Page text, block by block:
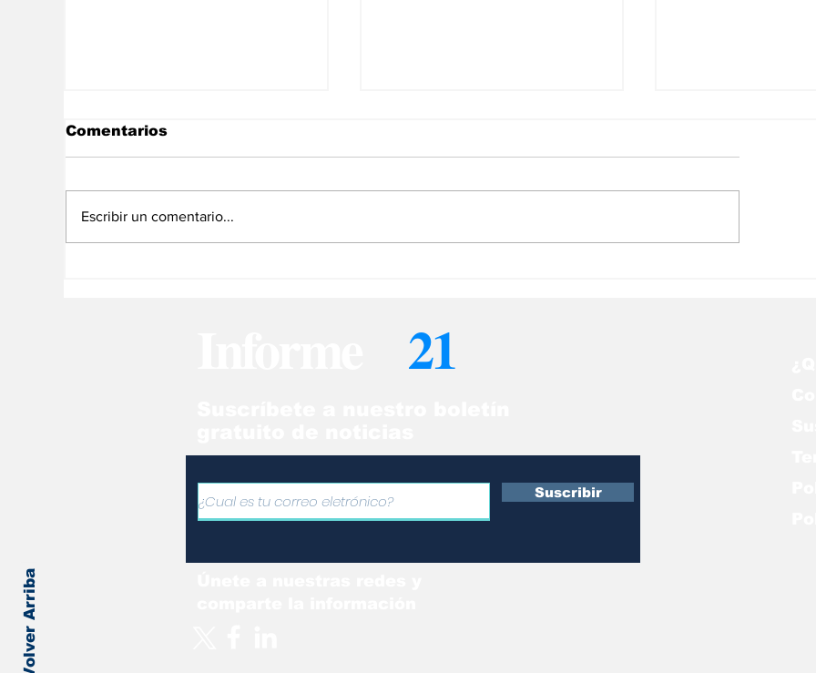
Comentarios
Escribir un comentario...
Volver Arriba
21
Suscribir